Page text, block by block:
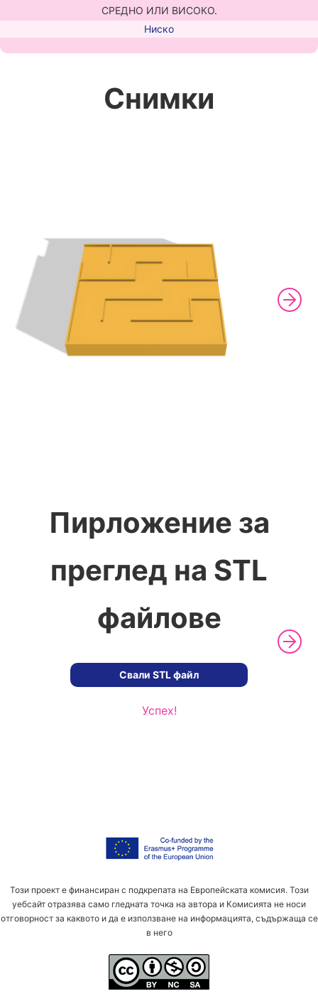
СРЕДНО ИЛИ ВИСОКО.
Ниско
Снимки
Пирложение за
преглед на STL
файлове
Свали STL файл
Успех!
Този проект е финансиран с подкрепата на Европейската комисия. Този
уебсайт отразява само гледната точка на автора и Комисията не носи
отговорност за каквото и да е използване на информацията, съдържаща се
в него